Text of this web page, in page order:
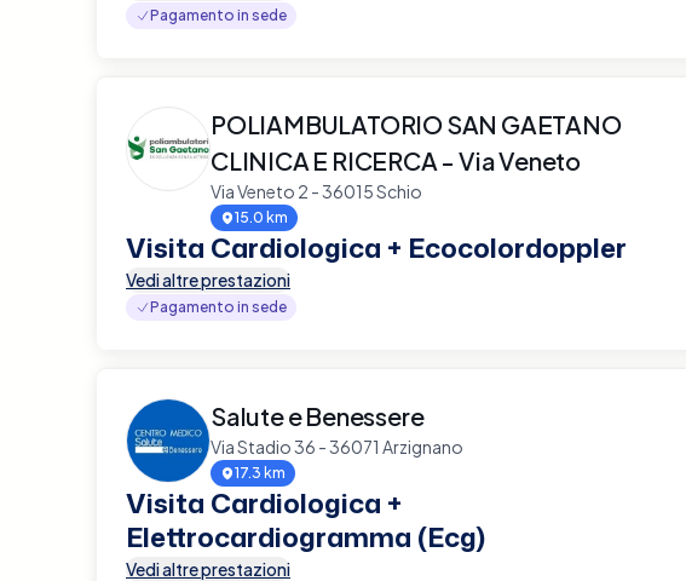
Pagamento in sede
POLIAMBULATORIO SAN GAETANO
CLINICA E RICERCA - Via Veneto
Via Veneto 2 - 36015 Schio
15.0 km
Visita Cardiologica + Ecocolordoppler
Vedi altre prestazioni
Pagamento in sede
Salute e Benessere
Via Stadio 36 - 36071 Arzignano
17.3 km
Visita Cardiologica +
Elettrocardiogramma (Ecg)
Vedi altre prestazioni